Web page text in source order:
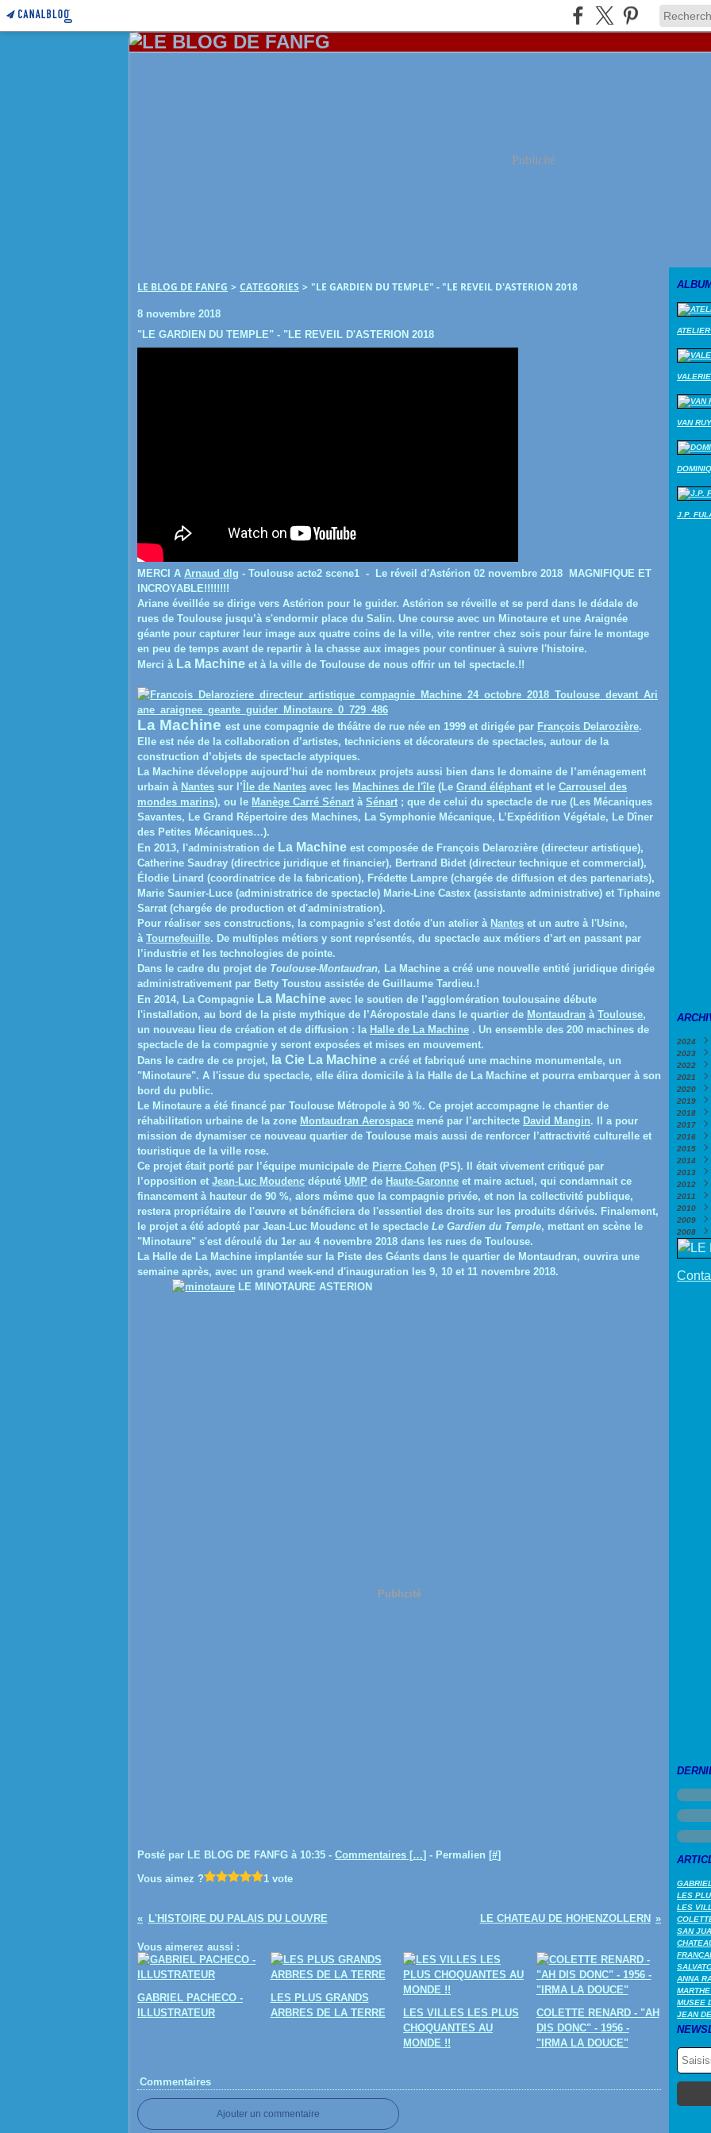
Publicité
LE BLOG DE FANFG > CATEGORIES > "LE GARDIEN DU TEMPLE" - "LE REVEIL D'ASTERION 2018
8 novembre 2018
"LE GARDIEN DU TEMPLE" - "LE REVEIL D'ASTERION 2018
MERCI A Arnaud dlg - Toulouse acte2 scene1 - Le réveil d'Astérion 02 novembre 2018 MAGNIFIQUE ET
INCROYABLE!!!!!!!!
Ariane éveillée se dirige vers Astérion pour le guider. Astérion se réveille et se perd dans le dédale de
rues de Toulouse jusqu’à s'endormir place du Salin. Une course avec un Minotaure et une Araignée
géante pour capturer leur image aux quatre coins de la ville, vite rentrer chez sois pour faire le montage
en peu de temps avant de repartir à la chasse aux images pour continuer à suivre l'histoire.
Merci à La Machine et à la ville de Toulouse de nous offrir un tel spectacle.!!
La Machine est une compagnie de théâtre de rue née en 1999 et dirigée par François Delarozière.
Elle est née de la collaboration d’artistes, techniciens et décorateurs de spectacles, autour de la
construction d’objets de spectacle atypiques.
La Machine développe aujourd’hui de nombreux projets aussi bien dans le domaine de l’aménagement
urbain à Nantes sur l’ Île de Nantes avec les Machines de l'île (Le Grand éléphant et le Carrousel des
mondes marins), ou le Manège Carré Sénart à Sénart ; que de celui du spectacle de rue (Les Mécaniques
Savantes, Le Grand Répertoire des Machines, La Symphonie Mécanique, L’Expédition Végétale, Le Dîner
des Petites Mécaniques…).
En 2013, l'administration de La Machine est composée de François Delarozière (directeur artistique),
Catherine Saudray (directrice juridique et financier), Bertrand Bidet (directeur technique et commercial),
Élodie Linard (coordinatrice de la fabrication), Frédette Lampre (chargée de diffusion et des partenariats),
Marie Saunier-Luce (administratrice de spectacle) Marie-Line Castex (assistante administrative) et Tiphaine
Sarrat (chargée de production et d'administration).
Pour réaliser ses constructions, la compagnie s’est dotée d'un atelier à Nantes et un autre à l'Usine,
à Tournefeuille. De multiples métiers y sont représentés, du spectacle aux métiers d’art en passant par
l’industrie et les technologies de pointe.
Dans le cadre du projet de Toulouse-Montaudran, La Machine a créé une nouvelle entité juridique dirigée
administrativement par Betty Toustou assistée de Guillaume Tardieu.!
En 2014, La Compagnie La Machine avec le soutien de l’agglomération toulousaine débute
l'installation, au bord de la piste mythique de l’Aéropostale dans le quartier de Montaudran à Toulouse,
un nouveau lieu de création et de diffusion : la Halle de La Machine . Un ensemble des 200 machines de
spectacle de la compagnie y seront exposées et mises en mouvement.
Dans le cadre de ce projet, la Cie La Machine a créé et fabriqué une machine monumentale, un
"Minotaure". A l'issue du spectacle, elle élira domicile à la Halle de La Machine et pourra embarquer à son
bord du public.
Le Minotaure a été financé par Toulouse Métropole à 90 %. Ce projet accompagne le chantier de
réhabilitation urbaine de la zone Montaudran Aerospace mené par l’architecte David Mangin. Il a pour
mission de dynamiser ce nouveau quartier de Toulouse mais aussi de renforcer l’attractivité culturelle et
touristique de la ville rose.
Ce projet était porté par l’équipe municipale de Pierre Cohen (PS). Il était vivement critiqué par
l’opposition et Jean-Luc Moudenc député UMP de Haute-Garonne et maire actuel, qui condamnait ce
financement à hauteur de 90 %, alors même que la compagnie privée, et non la collectivité publique,
restera propriétaire de l'œuvre et bénéficiera de l'essentiel des droits sur les produits dérivés. Finalement,
le projet a été adopté par Jean-Luc Moudenc et le spectacle Le Gardien du Temple, mettant en scène le
"Minotaure" s'est déroulé du 1er au 4 novembre 2018 dans les rues de Toulouse.
La Halle de La Machine implantée sur la Piste des Géants dans le quartier de Montaudran, ouvrira une
semaine après, avec un grand week-end d'inauguration les 9, 10 et 11 novembre 2018.
LE MINOTAURE ASTERION
Publicité
Posté par LE BLOG DE FANFG à 10:35 - Commentaires […] - Permalien [#]
Vous aimez ?
1 vote
L'HISTOIRE DU PALAIS DU LOUVRE LE CHATEAU DE HOHENZOLLERN
Vous aimerez aussi :
GABRIEL PACHECO -
ILLUSTRATEUR
LES PLUS GRANDS
ARBRES DE LA TERRE
LES VILLES LES PLUS
CHOQUANTES AU
MONDE !!
COLETTE RENARD - "AH
DIS DONC" - 1956 -
"IRMA LA DOUCE"
Commentaires
Ajouter un commentaire
VAN RUY
J.P.
2024
2023
Août
Juin
Mai
Avril
Mars
2022
Août
Juin
Mai
Avril
Mars
2021
Août
Juin
Mai
Avril
Mars
2020
Août
Juin
Mai
Avril
Mars
2019
Août
Juin
Mai
Avril
Mars
2018
Août
Juin
Mai
Avril
Mars
2017
Août
Juin
Mai
Avril
Mars
2016
Août
Juin
Mai
Avril
2015
Juin
Mai
Avril
Mars
2014
Août
Juin
Mars
2013
Août
Avril
2012
Août
Mai
2011
Juin
2010
2009
Juin
2008
Août
LES
LES
SAN
ANNA
MUSEE
JEAN